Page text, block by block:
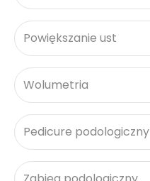
Powiększanie ust
Wolumetria
Pedicure podologiczny